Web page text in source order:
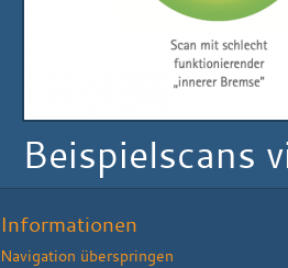
Beispielscans
Informationen
Navigation überspringen